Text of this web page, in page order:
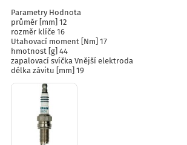
Parametry Hodnota
průměr [mm] 12
rozměr klíče 16
Utahovací moment [Nm] 17
hmotnost [g] 44
zapalovací svíčka Vnější elektroda
délka závitu [mm] 19